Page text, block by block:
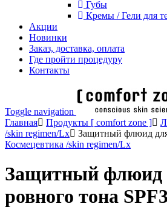
Губы
Кремы / Гели для
Акции
Новинки
Заказ, доставка, оплата
Где пройти процедуру
Контакты
Toggle navigation
Главная
Продукты [ comfort zone ]
/skin regimen/Lx
Защитный флюид
Космецевтика /skin regimen/Lx
Защитный флюид
ровного тона